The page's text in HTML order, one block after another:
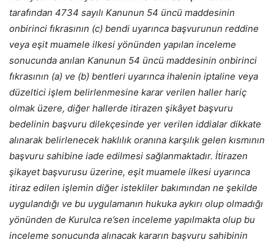
tarafından 4734 sayılı Kanunun 54 üncü maddesinin
onbirinci fıkrasının (c) bendi uyarınca başvurunun reddine
veya eşit muamele ilkesi yönünden yapılan inceleme
sonucunda anılan Kanunun 54 üncü maddesinin onbirinci
fıkrasının (a) ve (b) bentleri uyarınca ihalenin iptaline veya
düzeltici işlem belirlenmesine karar verilen haller hariç
olmak üzere, diğer hallerde itirazen şikâyet başvuru
bedelinin başvuru dilekçesinde yer verilen iddialar dikkate
alınarak belirlenecek haklılık oranına karşılık gelen kısmının
başvuru sahibine iade edilmesi sağlanmaktadır. İtirazen
şikayet başvurusu üzerine, eşit muamele ilkesi uyarınca
itiraz edilen işlemin diğer istekliler bakımından ne şekilde
uygulandığı ve bu uygulamanın hukuka aykırı olup olmadığı
yönünden de Kurulca re’sen inceleme yapılmakta olup bu
inceleme sonucunda alınacak kararın başvuru sahibinin